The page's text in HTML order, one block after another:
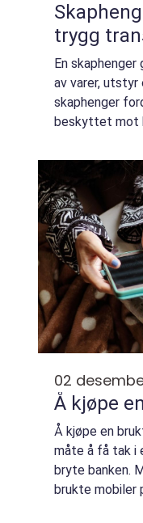
Skaphenger
trygg
En
av varer, utstyr
skaphenger
beskyttet mot
skaphenger
v...
02
Å kjøpe
Å kjøpe en
måte å få tak i
bryte banken.
brukte mobiler